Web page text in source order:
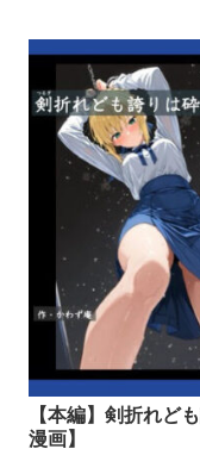
【本編】剣折れども誇りは砕け
漫画】